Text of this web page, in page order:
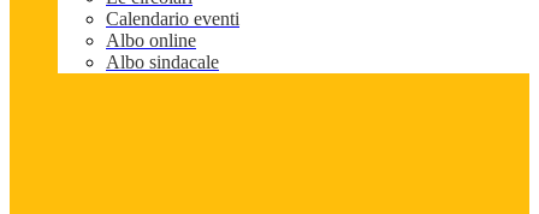
Calendario eventi
Albo online
Albo sindacale